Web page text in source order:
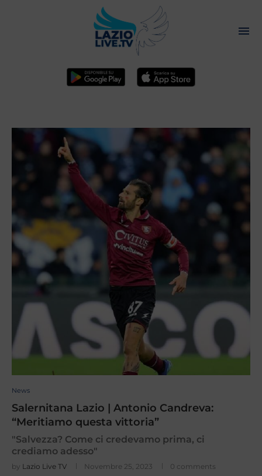
News
Salernitana Lazio | Antonio Candreva:
“Meritiamo questa vittoria”
"Salvezza? Come ci credevamo prima, ci
crediamo adesso"
by Lazio Live TV Novembre 25, 2023
0 comments